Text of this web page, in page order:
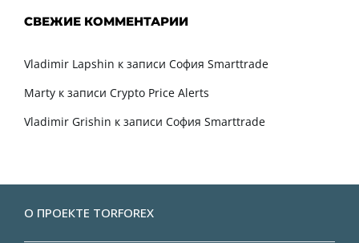
СВЕЖИЕ КОММЕНТАРИИ
Vladimir Lapshin к записи София Smarttrade
Marty к записи Crypto Price Alerts
Vladimir Grishin к записи София Smarttrade
О ПРОЕКТЕ TORFOREX